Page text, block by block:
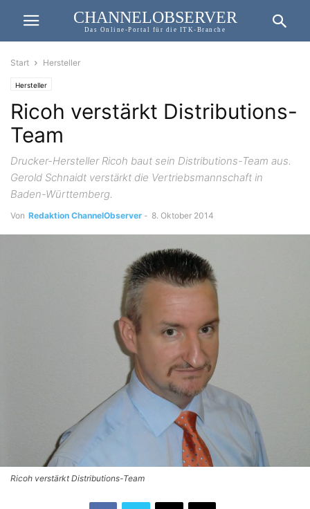
CHANNELOBSERVER
Das Online-Portal für die ITK-Branche
Start Hersteller
Hersteller
Ricoh verstärkt Distributions-
Team
Drucker-Hersteller Ricoh baut sein Distributions-Team aus.
Gerold Schnaidt verstärkt die Vertriebsmannschaft in
Baden-Württemberg.
Von Redaktion ChannelObserver - 8. Oktober 2014
Ricoh verstärkt Distributions-Team